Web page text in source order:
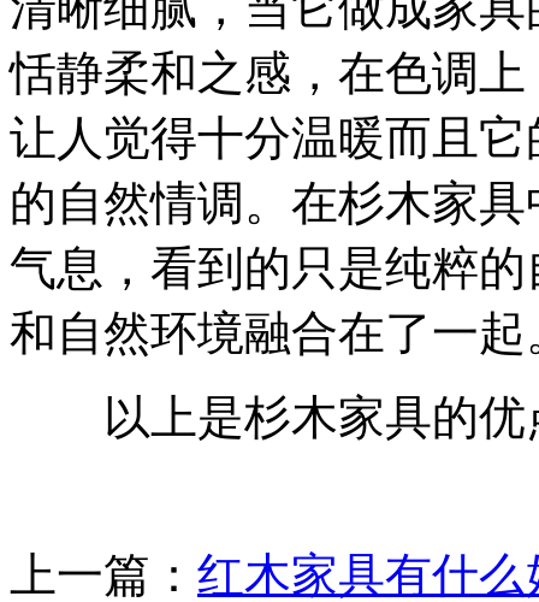
恬静柔和之感，在色调
让人觉得十分温暖而且
的自然情调。在杉木家
气息，看到的只是纯粹
和自然环境融合在了一起
以上是杉木家具的优
上一篇： 红木家具有什么